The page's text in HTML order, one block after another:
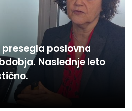
poslovna
Naslednje leto